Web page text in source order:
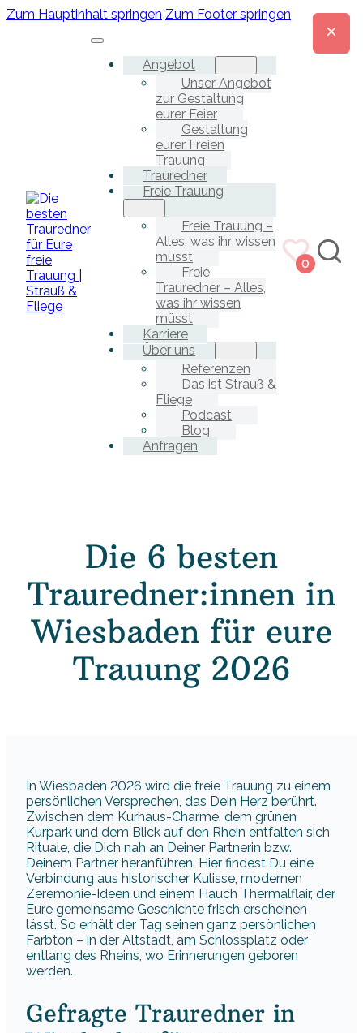
Zum Hauptinhalt springen Zum Footer springen
Angebot
Unser Angebot
zur Gestaltung
eurer Feier
Gestaltung
eurer Freien
Trauung
Trauredner
Freie Trauung
Freie Trauung –
Alles, was ihr wissen
müsst
Freie
Trauredner – Alles,
was ihr wissen
müsst
Karriere
Über uns
Referenzen
Das ist Strauß &
Fliege
Podcast
Blog
Anfragen
0
Die 6 besten
Trauredner:innen in
Wiesbaden für eure
Trauung 2026
In Wiesbaden 2026 wird die freie Trauung zu einem
persönlichen Versprechen, das Dein Herz berührt.
Zwischen dem Kurhaus-Charme, dem grünen
Kurpark und dem Blick auf den Rhein entfalten sich
Rituale, die Dich nah an Deiner Partnerin bzw.
Deinem Partner heranführen. Hier findest Du eine
Verbindung aus historischer Kulisse, modernen
Zeremonie-Ideen und einem Hauch Thermalflair, der
Eure gemeinsame Geschichte frisch erscheinen
lässt. So erhält der Tag seinen ganz persönlichen
Farbton – in der Altstadt, am Schlossplatz oder
entlang des Rheins, wo Erinnerungen geboren
werden.
Gefragte Trauredner in